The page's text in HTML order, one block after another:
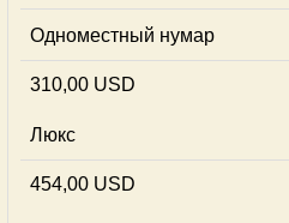
Одноместный нумар
310,00 USD
Люкс
454,00 USD